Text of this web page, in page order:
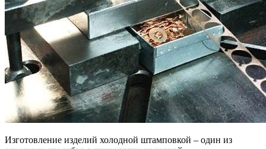
Изготовление изделий холодной штамповкой – один из